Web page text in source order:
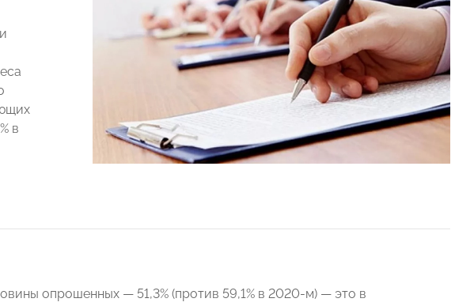
в
опрошенных — 51,3% (против 59,1% в 2020-м) — это в